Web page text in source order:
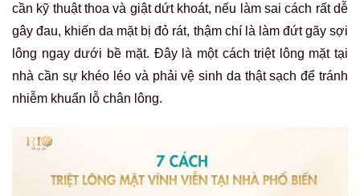
cần kỹ thuật thoa và giật dứt khoát, nếu làm sai cách rất dễ
gây đau, khiến da mặt bị đỏ rát, thậm chí là làm đứt gãy sợi
lông ngay dưới bề mặt. Đây là một cách triệt lông mặt tại
nhà cần sự khéo léo và phải vệ sinh da thật sạch để tránh
nhiễm khuẩn lỗ chân lông.